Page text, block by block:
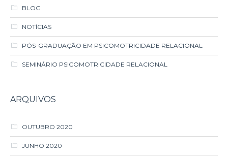
SEMINÁRIO PSICOMOTRICIDADE RELACIONAL
ARQUIVOS
JULHO 2018
JUNHO 2018